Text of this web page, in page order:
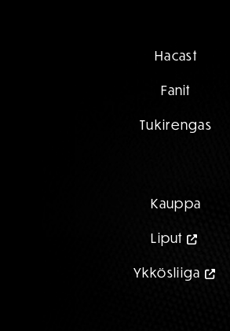
Hacast
Fanit
Tukirengas
Kauppa
Liput
Ykkösliiga